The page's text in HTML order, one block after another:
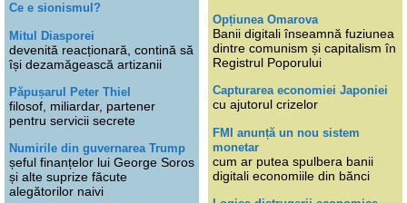
Ce e sionismul?
Mitul Diasporei
devenită reacționară, contină să
își dezamăgească artizanii
Păpușarul Peter Thiel
filosof, miliardar, partener
pentru servicii secrete
Numirile din guvernarea Trump
șeful finanțelor lui George Soros
și alte suprize făcute
alegătorilor naivi
Opțiunea Omarova
Banii digitali înseamnă fuziunea
dintre comunism și capitalism în
Registrul Poporului
Capturarea economiei Japoniei
cu ajutorul crizelor
FMI anunță un nou sistem
monetar
cum ar putea spulbera banii
digitali economiile din bănci